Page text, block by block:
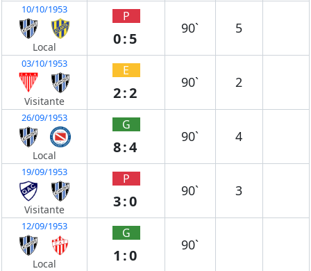
10/10/1953
Local
P
0:5
90` 5
03/10/1953
Visitante
E
2:2
90` 2
26/09/1953
Local
G
8:4
90` 4
19/09/1953
Visitante
P
3:0
90` 3
12/09/1953
Local
G
1:0
90`